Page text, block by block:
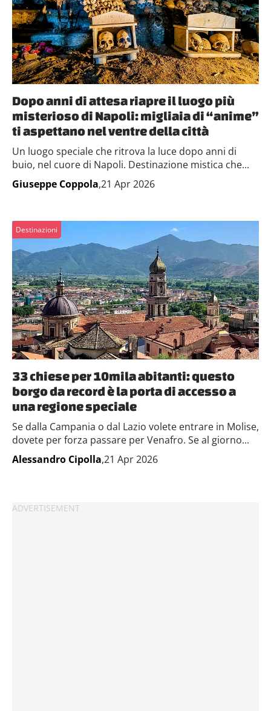
Dopo anni di attesa riapre il luogo più
misterioso di Napoli: migliaia di “anime”
ti aspettano nel ventre della città
Un luogo speciale che ritrova la luce dopo anni di
buio, nel cuore di Napoli. Destinazione mistica che...
Giuseppe Coppola,21 Apr 2026
Destinazioni
33 chiese per 10mila abitanti: questo
borgo da record è la porta di accesso a
una regione speciale
Se dalla Campania o dal Lazio volete entrare in Molise,
dovete per forza passare per Venafro. Se al giorno...
Alessandro Cipolla,21 Apr 2026